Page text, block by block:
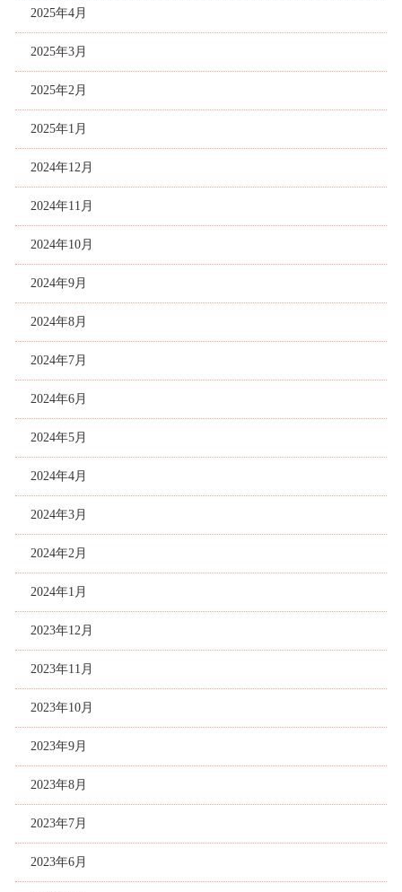
2025年4月
2025年3月
2025年2月
2025年1月
2024年12月
2024年11月
2024年10月
2024年9月
2024年8月
2024年7月
2024年6月
2024年5月
2024年4月
2024年3月
2024年2月
2024年1月
2023年12月
2023年11月
2023年10月
2023年9月
2023年8月
2023年7月
2023年6月